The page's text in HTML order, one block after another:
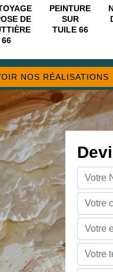
DE
66
PEINTURE
SUR
TUILE 66
NOS RÉALISATIONS